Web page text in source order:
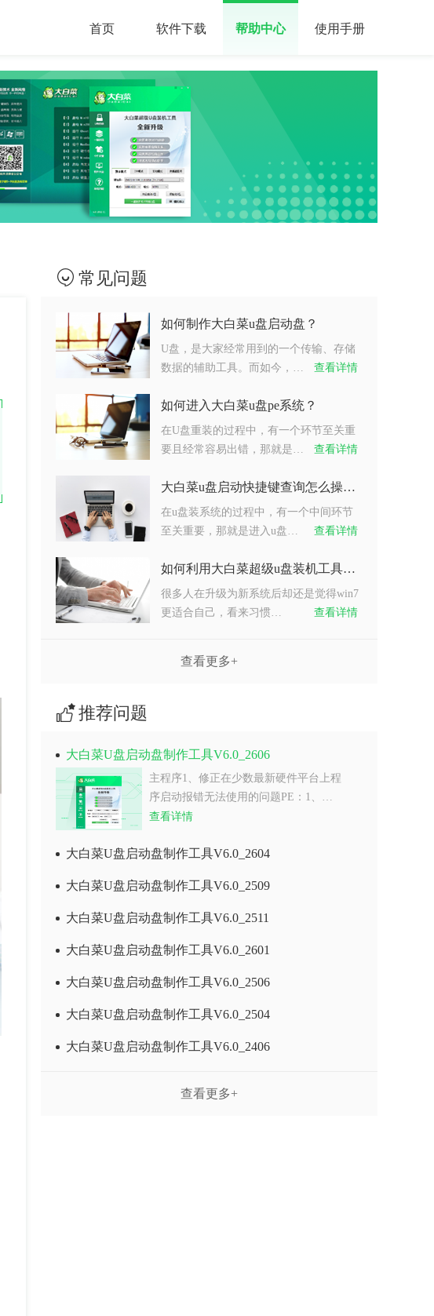
首页 软件下载 帮助中心 使用手册
常见问题
如何制作大白菜u盘启动盘？
U盘，是大家经常用到的一个传输、存储
数据的辅助工具。而如今，…
查看详情
如何进入大白菜u盘pe系统？
在U盘重装的过程中，有一个环节至关重
要且经常容易出错，那就是…
查看详情
大白菜u盘启动快捷键查询怎么操作？
在u盘装系统的过程中，有一个中间环节
至关重要，那就是进入u盘…
查看详情
如何利用大白菜超级u盘装机工具重装系统win7？
很多人在升级为新系统后却还是觉得win7
更适合自己，看来习惯…
查看详情
查看更多+
推荐问题
大白菜U盘启动盘制作工具V6.0_2606
主程序1、修正在少数最新硬件平台上程
序启动报错无法使用的问题PE：1、…
查看详情
大白菜U盘启动盘制作工具V6.0_2604
大白菜U盘启动盘制作工具V6.0_2509
大白菜U盘启动盘制作工具V6.0_2511
大白菜U盘启动盘制作工具V6.0_2601
大白菜U盘启动盘制作工具V6.0_2506
大白菜U盘启动盘制作工具V6.0_2504
大白菜U盘启动盘制作工具V6.0_2406
查看更多+